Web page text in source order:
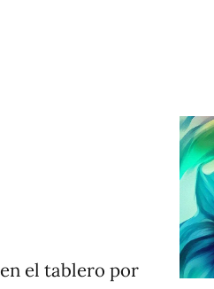
el tablero por